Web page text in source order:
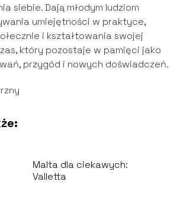
siebie. Dają młodym ludziom
umiejętności w praktyce,
i kształtowania swojej
który pozostaje w pamięci jako
przygód i nowych doświadczeń.
Malta dla ciekawych:
Valletta